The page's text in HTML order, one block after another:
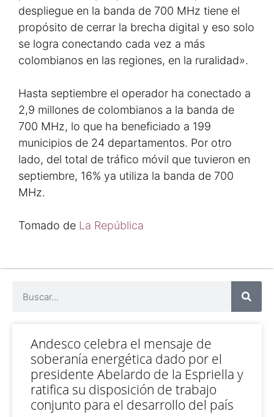
despliegue en la banda de 700 MHz tiene el
propósito de cerrar la brecha digital y eso solo
se logra conectando cada vez a más
colombianos en las regiones, en la ruralidad».
Hasta septiembre el operador ha conectado a
2,9 millones de colombianos a la banda de
700 MHz, lo que ha beneficiado a 199
municipios de 24 departamentos. Por otro
lado, del total de tráfico móvil que tuvieron en
septiembre, 16% ya utiliza la banda de 700
MHz.
Tomado de La República
Andesco celebra el mensaje de
soberanía energética dado por el
presidente Abelardo de la Espriella y
ratifica su disposición de trabajo
conjunto para el desarrollo del país